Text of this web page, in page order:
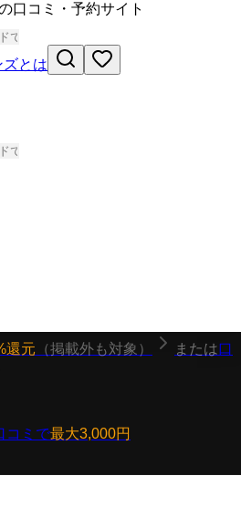
口コミ・予約サイト
ズとは
還元 （掲載外も対象） または口
コミで最大3,000円